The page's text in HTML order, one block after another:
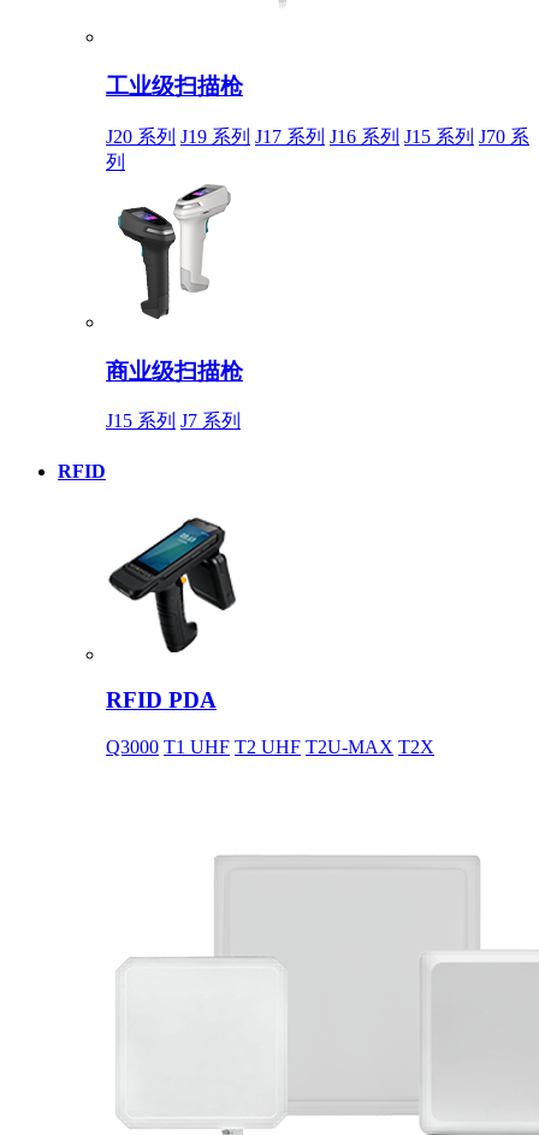
工业级扫描枪
J20 系列 J19 系列 J17 系列 J16 系列 J15 系列 J70 系
列
商业级扫描枪
J15 系列 J7 系列
RFID
RFID PDA
Q3000 T1 UHF T2 UHF T2U-MAX T2X